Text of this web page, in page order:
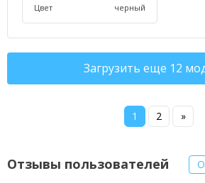
Цвет
черный
Загрузить еще 12
1 2 »
Отзывы пользователей